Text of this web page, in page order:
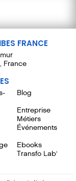
FRANCE
France
Blog
Entreprise
Métiers
Événements
Ebooks
Transfo Lab'